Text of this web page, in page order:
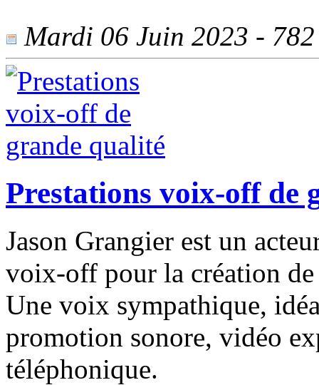
Mardi 06 Juin 2023 - 782
Prestations voix-off de
Jason Grangier est un
voix-off pour la création
Une voix sympathique,
promotion sonore, vidéo
téléphonique.